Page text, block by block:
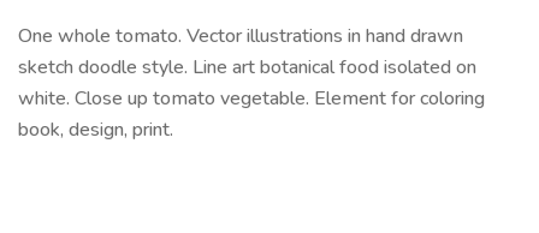
One whole tomato. Vector illustrations in hand drawn
sketch doodle style. Line art botanical food isolated on
white. Close up tomato vegetable. Element for coloring
book, design, print.